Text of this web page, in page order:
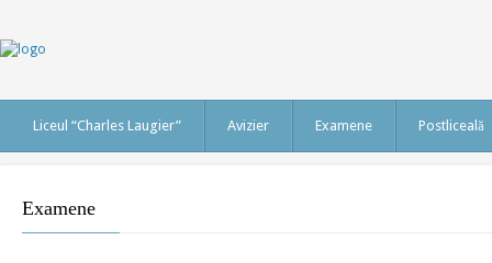
Liceul “Charles Laugier” Avizier Examene Postliceală
Examene